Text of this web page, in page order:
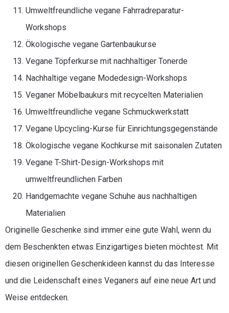
Umweltfreundliche vegane Fahrradreparatur-
Workshops
Ökologische vegane Gartenbaukurse
Vegane Töpferkurse mit nachhaltiger Tonerde
Nachhaltige vegane Modedesign-Workshops
Veganer Möbelbaukurs mit recycelten Materialien
Umweltfreundliche vegane Schmuckwerkstatt
Vegane Upcycling-Kurse für Einrichtungsgegenstände
Ökologische vegane Kochkurse mit saisonalen Zutaten
Vegane T-Shirt-Design-Workshops mit
umweltfreundlichen Farben
Handgemachte vegane Schuhe aus nachhaltigen
Materialien
Originelle Geschenke sind immer eine gute Wahl, wenn du
dem Beschenkten etwas Einzigartiges bieten möchtest. Mit
diesen originellen Geschenkideen kannst du das Interesse
und die Leidenschaft eines Veganers auf eine neue Art und
Weise entdecken.